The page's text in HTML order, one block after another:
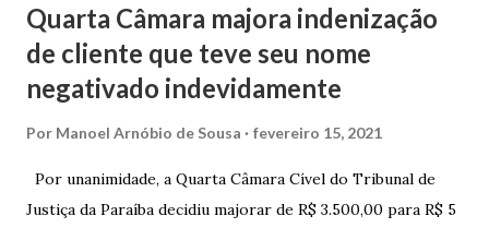
Quarta Câmara majora indenização
de cliente que teve seu nome
negativado indevidamente
Por Manoel Arnóbio de Sousa fevereiro 15, 2021
Por unanimidade, a Quarta Câmara Cível do Tribunal de
Justiça da Paraíba decidiu majorar de R$ 3.500,00 para R$ 5